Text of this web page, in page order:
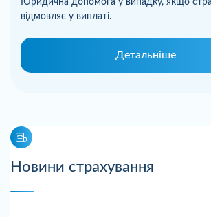
Юридична допомога у випадку, якщо
відмовляє у виплаті.
Детальніше
Новини страхування